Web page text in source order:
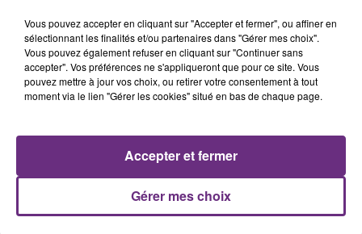
METALLICA OLIVIA RODRIGO
4h39
4h39
Vous pouvez accepter en cliquant sur "Accepter et fermer", ou affiner en
sélectionnant les finalités et/ou partenaires dans "Gérer mes choix".
Vous pouvez également refuser en cliquant sur "Continuer sans
accepter". Vos préférences ne s'appliqueront que pour ce site. Vous
pouvez mettre à jour vos choix, ou retirer votre consentement à tout
moment via le lien "Gérer les cookies" situé en bas de chaque page.
Gérer mes choix
Accepter et fermer